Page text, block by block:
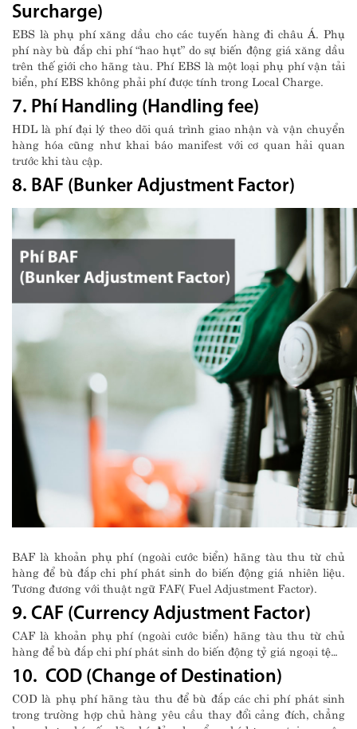
Surcharge)
EBS là phụ phí xăng dầu cho các tuyến hàng đi châu Á. Phụ
phí này bù đắp chi phí “hao hụt” do sự biến động giá xăng dầu
trên thế giới cho hãng tàu. Phí EBS là một loại phụ phí vận tải
biển, phí EBS không phải phí được tính trong Local Charge.
7. Phí Handling (Handling fee)
HDL là phí đại lý theo dõi quá trình giao nhận và vận chuyển
hàng hóa cũng như khai báo manifest với cơ quan hải quan
trước khi tàu cập.
8. BAF (Bunker Adjustment Factor)
BAF là khoản phụ phí (ngoài cước biển) hãng tàu thu từ chủ
hàng để bù đắp chi phí phát sinh do biến động giá nhiên liệu.
Tương đương với thuật ngữ FAF( Fuel Adjustment Factor).
9. CAF (Currency Adjustment Factor)
CAF là khoản phụ phí (ngoài cước biển) hãng tàu thu từ chủ
hàng để bù đắp chi phí phát sinh do biến động tỷ giá ngoại tệ…
10. COD (Change of Destination)
COD là phụ phí hãng tàu thu để bù đắp các chi phí phát sinh
trong trường hợp chủ hàng yêu cầu thay đổi cảng đích, chẳng